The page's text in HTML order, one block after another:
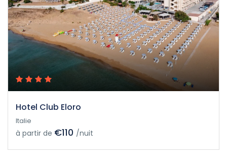
Hotel Club Eloro
Italie
à partir de €110 /nuit